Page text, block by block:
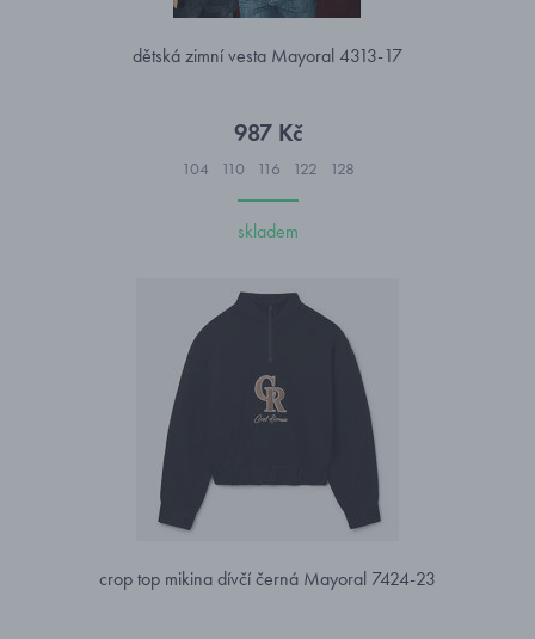
dětská zimní vesta Mayoral 4313-17
987 Kč
104 110 116 122 128
skladem
crop top mikina dívčí černá Mayoral 7424-23